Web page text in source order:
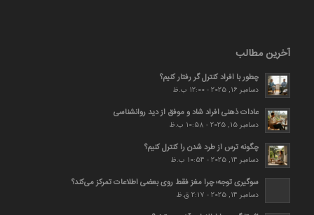
آخرین مطالب
چطور با افراد کنترل گر رفتار کنیم؟
دسامبر 16, 2025 - 12:00 ب.ظ
عادات ذهنی افراد شاد و موفق از دید روانشناسی
دسامبر 15, 2025 - 10:58 ب.ظ
چگونه ترس از طرد شدن را کنترل کنیم؟
دسامبر 14, 2025 - 10:54 ب.ظ
سوگیری توجه؛ چرا مغز فقط روی بعضی اطلاعات تمرکز می‌کند؟
دسامبر 14, 2025 - 2:17 ق.ظ